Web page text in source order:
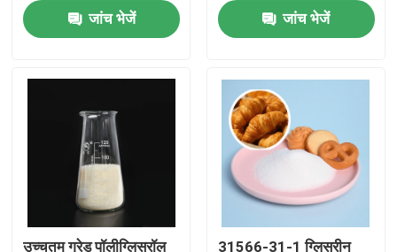
कारखाना भ्रमण
गुणवत्ता नियंत्रण
एक उद्धरण का अनुरोध करें
जांच भेजें
जांच भेजें
उच्चतम ग्रेड पॉलीग्लिसरॉल 31566-31-1 ग्लिसरीन